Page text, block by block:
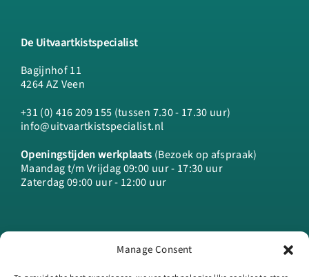
Manage Consent
De Uitvaartkistspecialist
Bagijnhof 11
4264 AZ Veen
+31 (0) 416 209 155 (tussen 7.30 - 17.30 uur)
info@uitvaartkistspecialist.nl
Openingstijden werkplaats (Bezoek op afspraak)
Maandag t/m Vrijdag 09:00 uur - 17:30 uur
Zaterdag 09:00 uur - 12:00 uur